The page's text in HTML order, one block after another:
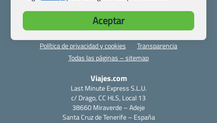
Pasaporte, Visado, Salud y otras disposiciones específicas
Blog de Viajes.com
Registro de agencias
Preguntas frecuentes
Condiciones generales
Política de privacidad y cookies
Transparencia
Todas las páginas – sitemap
Viajes.com
Last Minute Express S.L.U.
c/ Drago, CC HLS, Local 13
38660 Miraverde – Adeje
Santa Cruz de Tenerife – España
Aceptar